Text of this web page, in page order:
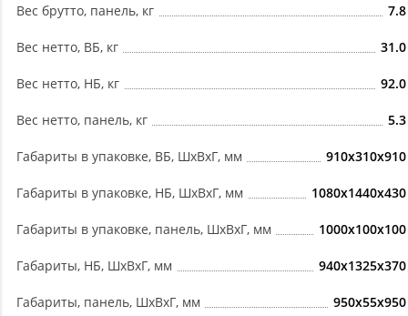
Вес брутто, панель, кг 7.8
Вес нетто, ВБ, кг 31.0
Вес нетто, НБ, кг 92.0
Вес нетто, панель, кг 5.3
Габариты в упаковке, ВБ, ШxВxГ, мм 910x310x910
Габариты в упаковке, НБ, ШxВxГ, мм 1080x1440x430
Габариты в упаковке, панель, ШxВxГ, мм 1000x100x100
Габариты, НБ, ШxВxГ, мм 940x1325x370
Габариты, панель, ШxВxГ, мм 950x55x950